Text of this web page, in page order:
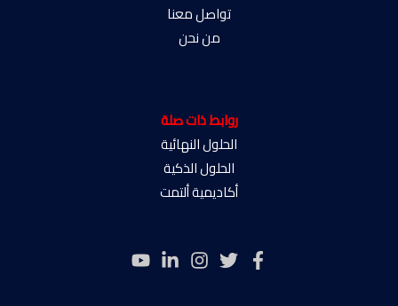
تواصل معنا
من نحن
روابط ذات صلة
الحلول النهائية
الحلول الذكية
أكاديمية ألتمت